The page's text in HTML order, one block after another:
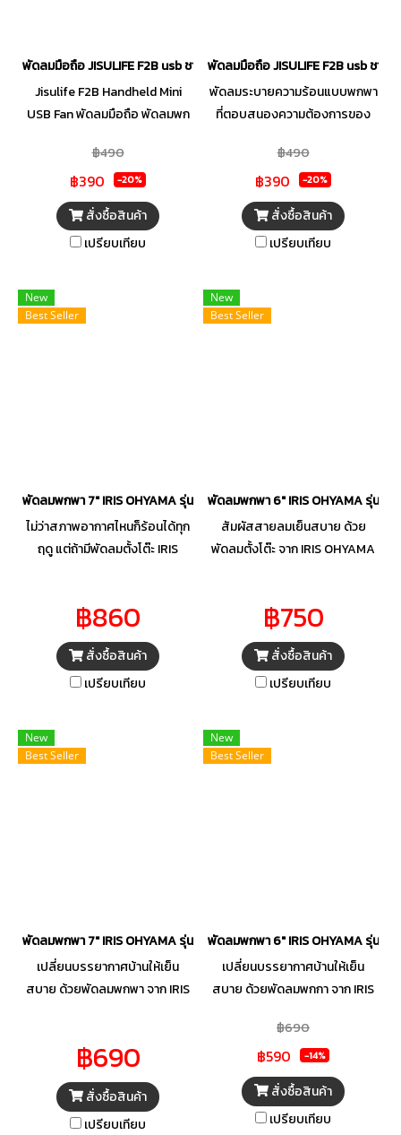
พัดลมมือถือ JISULIFE F2B usb ชารจ์แบบพกพา สีฟ้า
Jisulife F2B Handheld Mini
USB Fan พัดลมมือถือ พัดลมพก
฿490
฿390 -20%
สั่งซื้อสินค้า
เปรียบเทียบ
พัดลมมือถือ JISULIFE F2B usb ชา
พัดลมระบายความร้อนแบบพกพา
ที่ตอบสนองความต้องการของ
คุณพกพาติดตัวไปได้ทุกที่อย่าง
ง่ายดาย เป็นคู่หูที่สมบูรณ์แบบ
สำหรับในร่มและกลางแจ้ง
฿490
฿390 -20%
สั่งซื้อสินค้า
เปรียบเทียบ
New
Best Seller
พัดลมพกพา 7" IRIS OHYAMA รุ่น PCF-MKM18
ไม่ว่าสภาพอากาศไหนก็ร้อนได้ทุก
ฤดู แต่ถ้ามีพัดลมตั้งโต๊ะ IRIS
ประสิทธิภาพการส่งแรงลมแบบ
เป็นเส้นตรง จึงสามารถส่งลมได้
ไกลและกระจายตัวได้ทั่วทั้งห้อง
พร้อมกันนี้ยังสามารถปรับกำลัง
ตามที่คุณต้องการ นอกจากนี้ยังมา
พร้อมดีไซน์ขนาดเล็กกะทัดรัด
฿860
สั่งซื้อสินค้า
เปรียบเทียบ
New
Best Seller
พัดลมพกพา 6" IRIS OHYAMA รุ่น
สัมผัสสายลมเย็นสบาย ด้วย
พัดลมตั้งโต๊ะ จาก IRIS OHYAMA
กระจายลมได้ไกลและระบาย
อากาศได้อย่างรวดเร็ว ปรับขึ้นลง
ได้ด้วยมือ และปรับซ้ายขวา 65
องศาได้อัตโนมัติ เหมาะสำหรับใช้
฿750
สั่งซื้อสินค้า
เปรียบเทียบ
New
Best Seller
พัดลมพกพา 7" IRIS OHYAMA รุ่น PCF-HE18
เปลี่ยนบรรยากาศบ้านให้เย็น
สบาย ด้วยพัดลมพกพา จาก IRIS
สะดวก ใช้ได้กับทุกบริเวณภายใน
บ้าน ปรับแรงลมได้ 3 ระดับ
สามารถกระจายลมได้แรงกว่า
พัดลมทั่วไป ปรับทิศทางลมขึ้นลง
฿690
สั่งซื้อสินค้า
เปรียบเทียบ
New
Best Seller
พัดลมพกพา 6" IRIS OHYAMA รุ่น
เปลี่ยนบรรยากาศบ้านให้เย็น
สบาย ด้วยพัดลมพกกา จาก IRIS
กะทัดรัด น้ำหนักเบา เคลื่อนย้าย
สะดวก ใช้ได้กับทุกบริเวณภายใน
บ้าน ปรับแรงลมได้ 3 ระดับ
สามารถกระจายลมได้แรงกว่า
พัดลมทั่วไป ปรับทิศทางลมขึ้นลง
฿690
฿590 -14%
สั่งซื้อสินค้า
เปรียบเทียบ